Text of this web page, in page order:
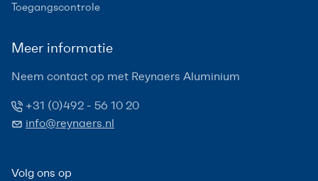
Toegangscontrole
Meer informatie
Neem contact op met Reynaers Aluminium
+31 (0)492 - 56 10 20
info@reynaers.nl
Volg ons op